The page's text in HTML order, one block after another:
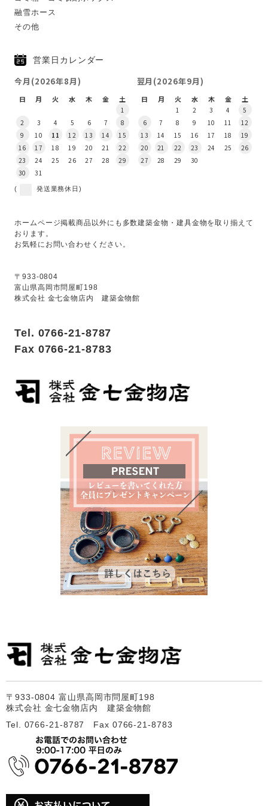
融雪ホース
その他
営業日カレンダー
今月(2026年8月)
日 月 火 水 木 金 土
1
2
3 4 5 6 7
8
9
10 11 12 13 14
15
16
17 18 19 20 21
22
23
24 25 26 27 28
29
30
31
翌月(2026年9月)
日 月 火 水 木 金 土
1 2 3 4
5
6
7 8 9 10 11
12
13
14 15 16 17 18
19
20
21 22 23 24 25
26
27
28 29 30
( 発送業務休日)
ホームページ掲載商品以外にも多数建築金物・建具金物を取り揃えて
おります。
お気軽にお問い合わせください。
〒933-0804
富山県高岡市問屋町198
株式会社 金七金物店内 建築金物館
Tel. 0766-21-8787
Fax 0766-21-8783
〒933-0804 富山県高岡市問屋町198
株式会社 金七金物店内 建築金物館
Tel. 0766-21-8787 Fax 0766-21-8783